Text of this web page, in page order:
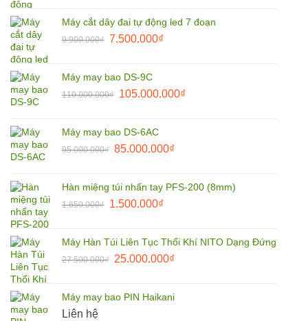
9.900.000₫.là:
8.500.000₫.
Máy cắt dây đai tự động led 7 đoạn
9.900.000₫ Giá
9.900.000₫.
7.500.000₫Giá
7.500.000₫.
Máy may bao DS-9C
110.000.000₫
Giá
110.000.000₫.
105.000.000₫Giá
Máy may bao DS-6AC
95.000.000₫ Giá
95.000.000₫.
85.000.000₫Giá
là:
Hàn miệng túi nhấn tay PFS-200 (8mm)
1.650.000₫
Giá
1.650.000₫.
1.500.000₫Giá
là:
1.500.000₫.
Máy Hàn Túi Liên Tục Thổi Khí NITO Dạng Đứng
27.500.000₫
Giá
27.500.000₫.
25.000.000₫Giá
là:
Máy may bao PIN Haikani
Liên hệ